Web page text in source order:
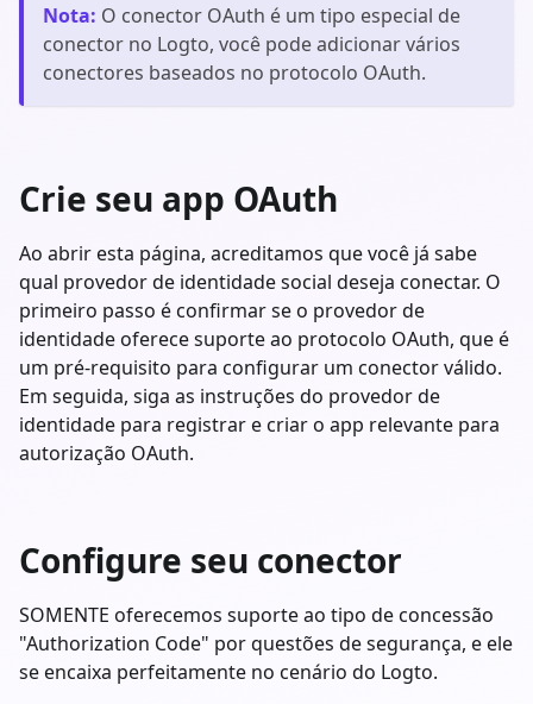
Nota: O conector OAuth é um tipo especial de
conector no Logto, você pode adicionar vários
conectores baseados no protocolo OAuth.
Crie seu app OAuth
Ao abrir esta página, acreditamos que você já sabe
qual provedor de identidade social deseja conectar. O
primeiro passo é confirmar se o provedor de
identidade oferece suporte ao protocolo OAuth, que é
um pré-requisito para configurar um conector válido.
Em seguida, siga as instruções do provedor de
identidade para registrar e criar o app relevante para
autorização OAuth.
Configure seu conector
SOMENTE oferecemos suporte ao tipo de concessão
"Authorization Code" por questões de segurança, e ele
se encaixa perfeitamente no cenário do Logto.